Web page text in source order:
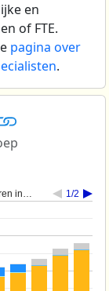
en
of FTE.
pagina over
.
in… 1/2